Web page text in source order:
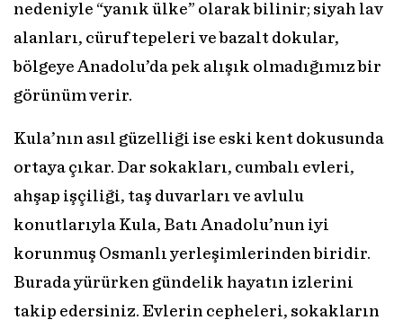
nedeniyle “yanık ülke” olarak bilinir; siyah lav
alanları, cüruf tepeleri ve bazalt dokular,
bölgeye Anadolu’da pek alışık olmadığımız bir
görünüm verir.
Kula’nın asıl güzelliği ise eski kent dokusunda
ortaya çıkar. Dar sokakları, cumbalı evleri,
ahşap işçiliği, taş duvarları ve avlulu
konutlarıyla Kula, Batı Anadolu’nun iyi
korunmuş Osmanlı yerleşimlerinden biridir.
Burada yürürken gündelik hayatın izlerini
takip edersiniz. Evlerin cepheleri, sokakların